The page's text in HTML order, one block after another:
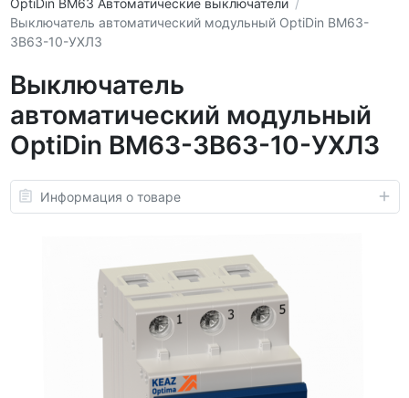
Выключатель автоматический модульный OptiDin BM63-
3B63-10-УХЛ3
Выключатель
автоматический модульный
OptiDin BM63-3B63-10-УХЛ3
Информация о товаре